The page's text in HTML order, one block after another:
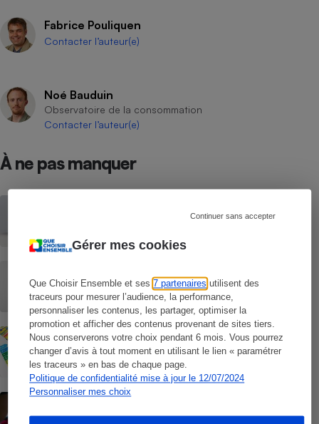
Gérer mes cookies
Que Choisir Ensemble et ses7 partenaires utilisent des
traceurs pour mesurer l’audience, la performance,
personnaliser les contenus, les partager, optimiser la
promotion et afficher des contenus provenant de sites tiers.
Nous conserverons votre choix pendant 6 mois. Vous pourrez
changer d’avis à tout moment en utilisant le lien « paramétrer
les traceurs » en bas de chaque page.
Politique de confidentialité mise à jour le 12/07/2024
Personnaliser mes choix
Continuer sans accepter
Fabrice Pouliquen
Contacter l’auteur(e)
Noé Bauduin
Observatoire de la consommation
Contacter l’auteur(e)
À ne pas manquer
Passoire thermique - Le « super » déficit
DPE - Un changement favorable aux
logements chauffés à l’électricité
DPE - Les QR codes de vérification
repoussés à l’automne
ACTUALITÉ